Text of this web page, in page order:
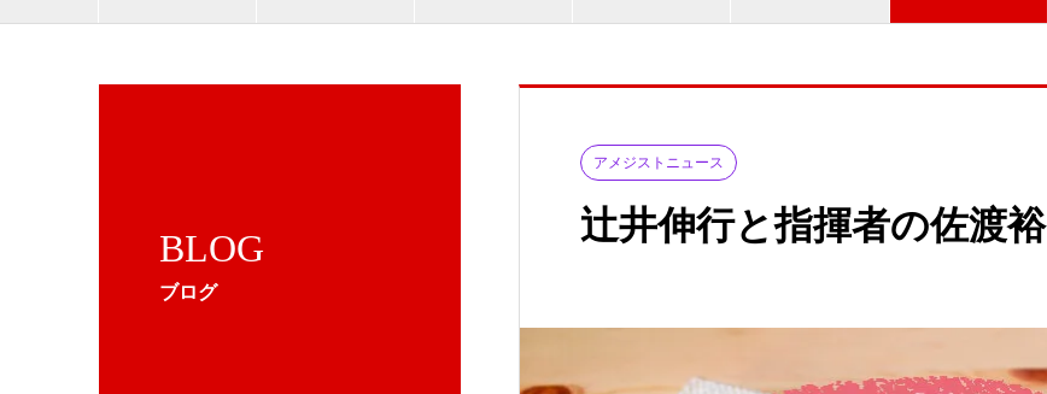
BLOG
ブログ
アメジストニュース
辻井伸行と指揮者の佐渡裕